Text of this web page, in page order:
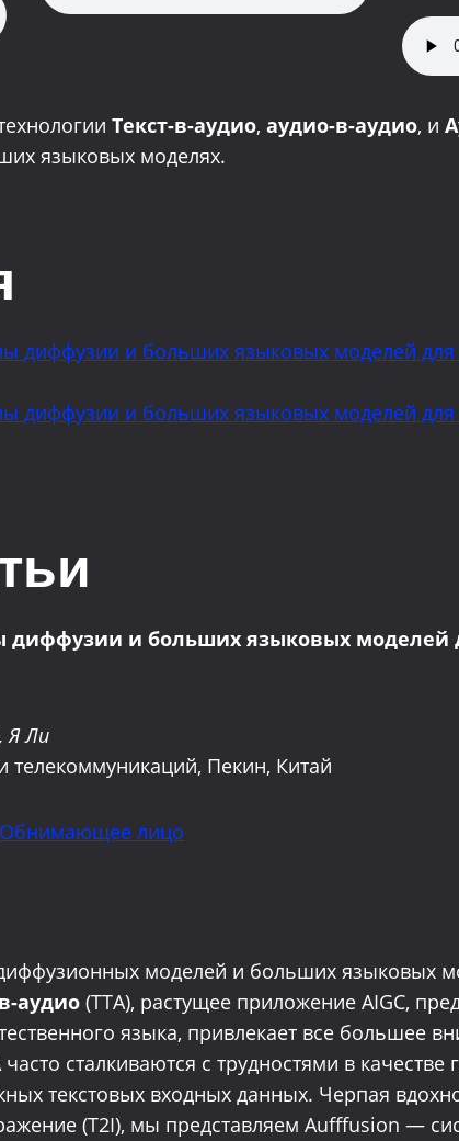
Текст-в-аудио, аудио-в-аудио, и
языковых моделях.
диффузии и больших языковых моделей для
диффузии и больших языковых моделей для
диффузии и больших языковых моделей
Я Ли
телекоммуникаций, Пекин, Китай
Обнимающее лицо
моделей и больших языковых
аудио (TTA), растущее приложение AIGC,
языка, привлекает все большее
сталкиваются с трудностями в
текстовых входных данных. Черпая
(T2I), мы представляем Aufffusion —